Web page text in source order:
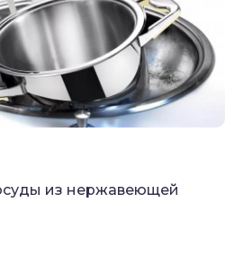
из нержавеющей